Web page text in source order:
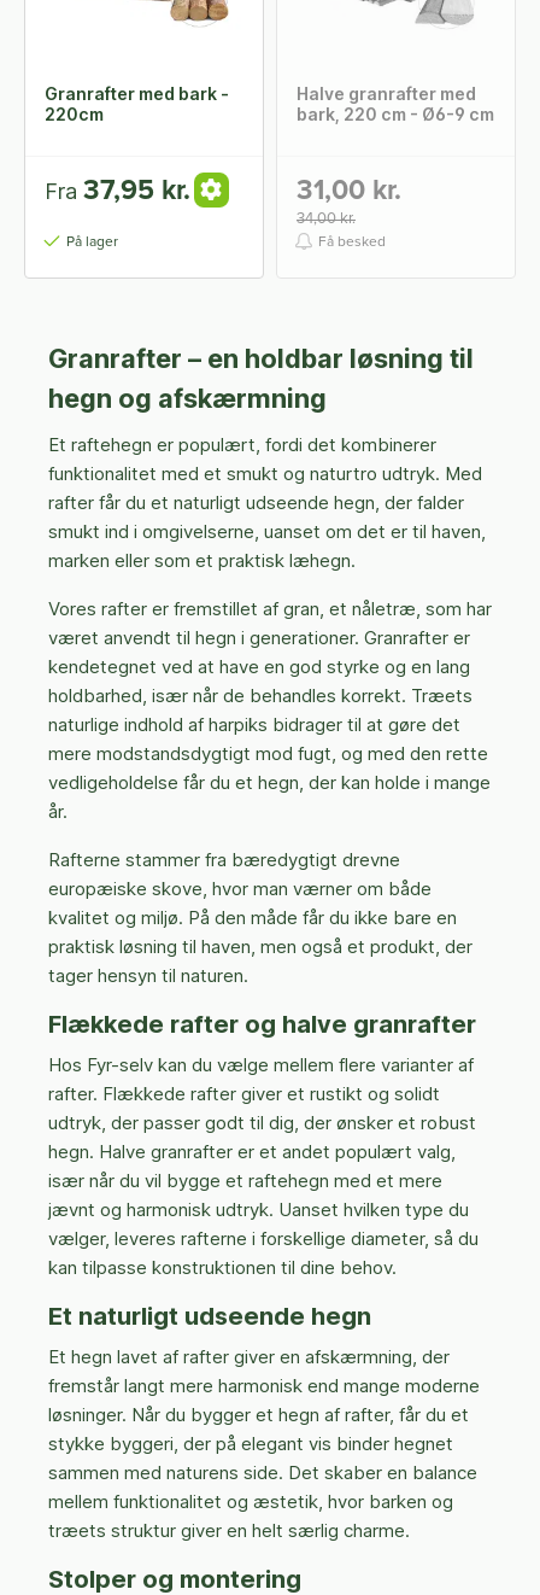
Granrafter med bark -
220cm
Fra 37,95 kr.
På lager
Halve granrafter med
bark, 220 cm - Ø6-9 cm
31,00 kr.
34,00 kr.
Få besked
Granrafter – en holdbar løsning til
hegn og afskærmning
Et raftehegn er populært, fordi det kombinerer
funktionalitet med et smukt og naturtro udtryk. Med
rafter får du et naturligt udseende hegn, der falder
smukt ind i omgivelserne, uanset om det er til haven,
marken eller som et praktisk læhegn.
Vores rafter er fremstillet af gran, et nåletræ, som har
været anvendt til hegn i generationer. Granrafter er
kendetegnet ved at have en god styrke og en lang
holdbarhed, især når de behandles korrekt. Træets
naturlige indhold af harpiks bidrager til at gøre det
mere modstandsdygtigt mod fugt, og med den rette
vedligeholdelse får du et hegn, der kan holde i mange
år.
Rafterne stammer fra bæredygtigt drevne
europæiske skove, hvor man værner om både
kvalitet og miljø. På den måde får du ikke bare en
praktisk løsning til haven, men også et produkt, der
tager hensyn til naturen.
Flækkede rafter og halve granrafter
Hos Fyr-selv kan du vælge mellem flere varianter af
rafter. Flækkede rafter giver et rustikt og solidt
udtryk, der passer godt til dig, der ønsker et robust
hegn. Halve granrafter er et andet populært valg,
især når du vil bygge et raftehegn med et mere
jævnt og harmonisk udtryk. Uanset hvilken type du
vælger, leveres rafterne i forskellige diameter, så du
kan tilpasse konstruktionen til dine behov.
Et naturligt udseende hegn
Et hegn lavet af rafter giver en afskærmning, der
fremstår langt mere harmonisk end mange moderne
løsninger. Når du bygger et hegn af rafter, får du et
stykke byggeri, der på elegant vis binder hegnet
sammen med naturens side. Det skaber en balance
mellem funktionalitet og æstetik, hvor barken og
træets struktur giver en helt særlig charme.
Stolper og montering